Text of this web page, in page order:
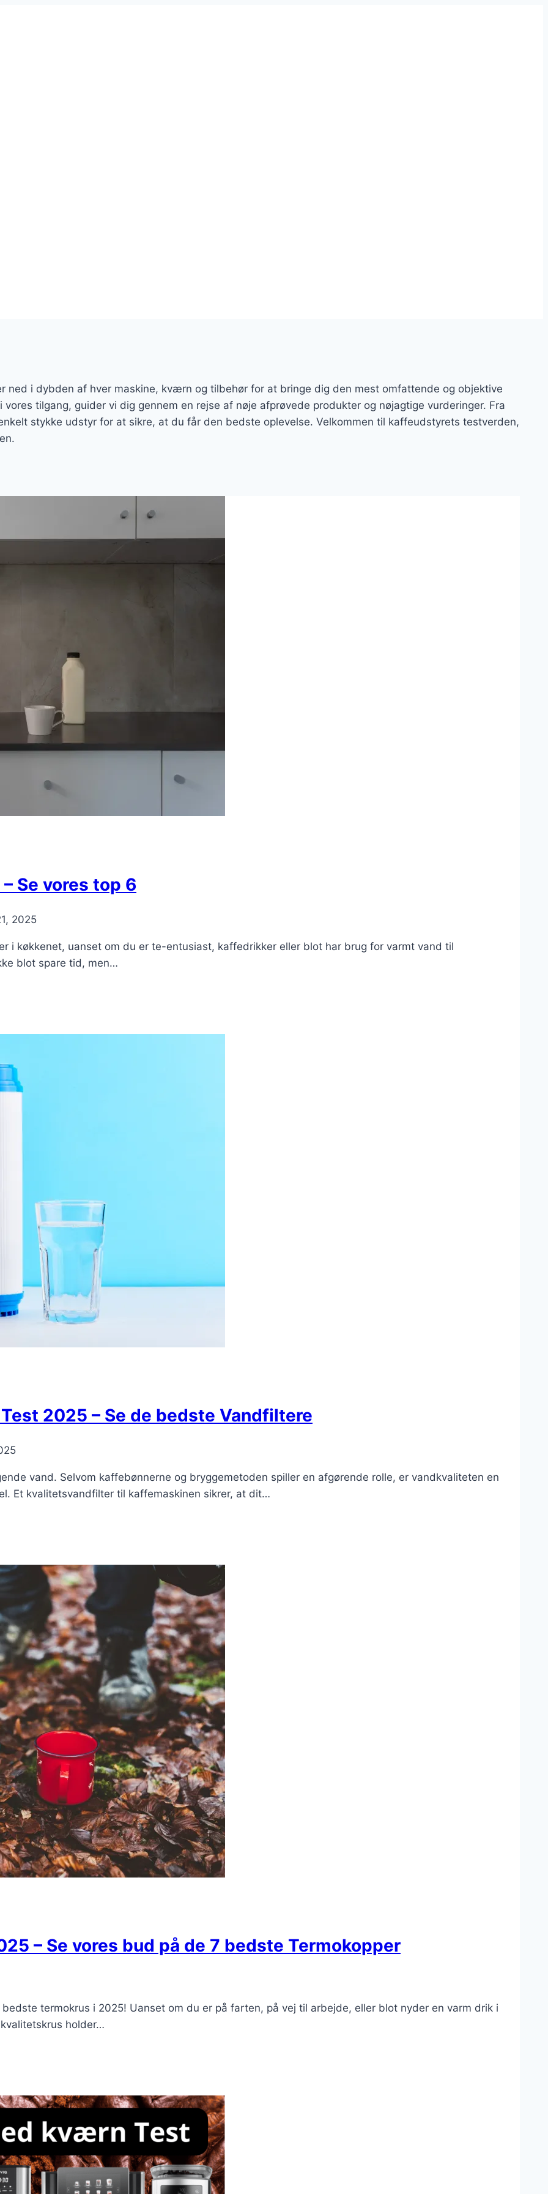
ned i dybden af hver maskine, kværn og tilbehør for at bringe dig den mest omfattende og objektive
tilgang, guider vi dig gennem en rejse af nøje afprøvede produkter og nøjagtige vurderinger. Fra
stykke udstyr for at sikre, at du får den bedste oplevelse. Velkommen til kaffeudstyrets testverden,
Se vores top 6
2025
i køkkenet, uanset om du er te-entusiast, kaffedrikker eller blot har brug for varmt vand til
blot spare tid, men…
2025 – Se de bedste Vandfiltere
vand. Selvom kaffebønnerne og bryggemetoden spiller en afgørende rolle, er vandkvaliteten en
Et kvalitetsvandfilter til kaffemaskinen sikrer, at dit…
– Se vores bud på de 7 bedste Termokopper
termokrus i 2025! Uanset om du er på farten, på vej til arbejde, eller blot nyder en varm drik i
holder…